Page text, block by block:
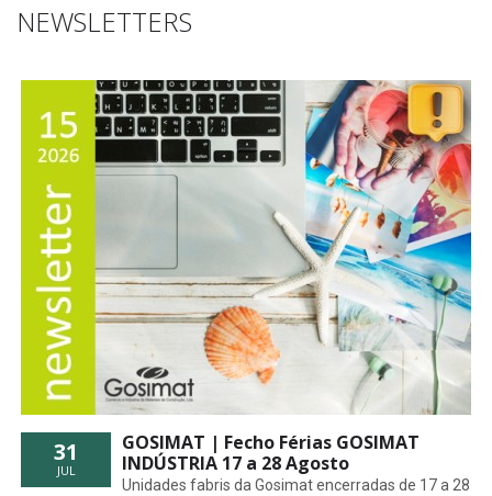
NEWSLETTERS
31
JUL
GOSIMAT | Fecho Férias GOSIMAT
INDÚSTRIA 17 a 28 Agosto
Unidades fabris da Gosimat encerradas de 17 a 28